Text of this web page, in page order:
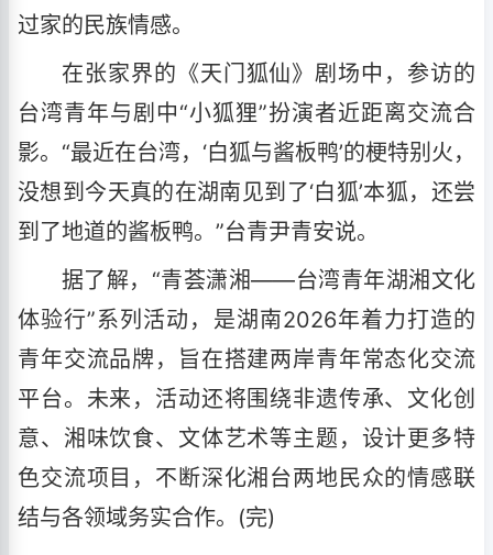
过家的民族情感。
在张家界的《天门狐仙》剧场中，参访的
台湾青年与剧中“小狐狸”扮演者近距离交流合
影。“最近在台湾，‘白狐与酱板鸭’的梗特别火，
没想到今天真的在湖南见到了‘白狐’本狐，还尝
到了地道的酱板鸭。”台青尹青安说。
据了解，“青荟潇湘——台湾青年湖湘文化
体验行”系列活动，是湖南2026年着力打造的
青年交流品牌，旨在搭建两岸青年常态化交流
平台。未来，活动还将围绕非遗传承、文化创
意、湘味饮食、文体艺术等主题，设计更多特
色交流项目，不断深化湘台两地民众的情感联
结与各领域务实合作。(完)